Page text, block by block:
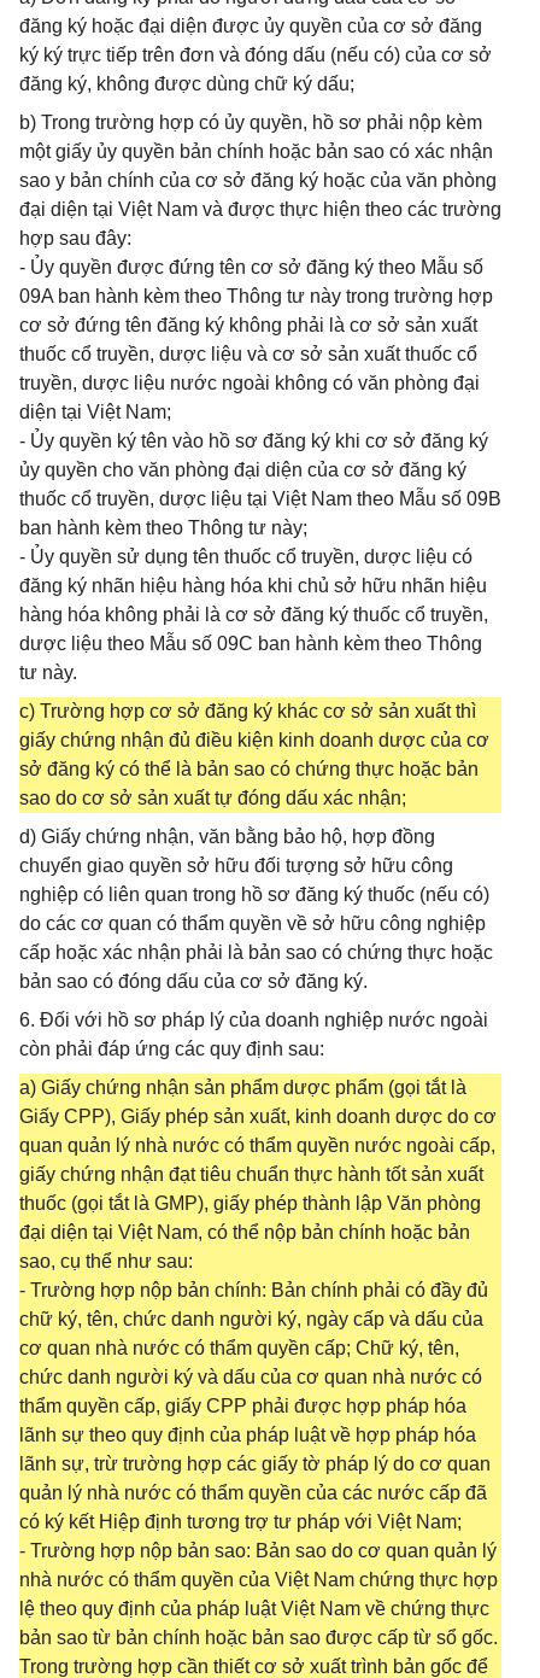
đăng ký hoặc đại diện được ủy quyền của cơ sở đăng
ký ký trực tiếp trên đơn và đóng dấu (nếu có) của cơ sở
đăng ký, không được dùng chữ ký dấu;
b) Trong trường hợp có ủy quyền, hồ sơ phải nộp kèm
một giấy ủy quyền bản chính hoặc bản sao có xác nhận
sao y bản chính của cơ sở đăng ký hoặc của văn phòng
đại diện tại Việt Nam và được thực hiện theo các trường
hợp sau đây:
- Ủy quyền được đứng tên cơ sở đăng ký theo Mẫu số
09A ban hành kèm theo Thông tư này trong trường hợp
cơ sở đứng tên đăng ký không phải là cơ sở sản xuất
thuốc cổ truyền, dược liệu và cơ sở sản xuất thuốc cổ
truyền, dược liệu nước ngoài không có văn phòng đại
diện tại Việt Nam;
- Ủy quyền ký tên vào hồ sơ đăng ký khi cơ sở đăng ký
ủy quyền cho văn phòng đại diện của cơ sở đăng ký
thuốc cổ truyền, dược liệu tại Việt Nam theo Mẫu số 09B
ban hành kèm theo Thông tư này;
- Ủy quyền sử dụng tên thuốc cổ truyền, dược liệu có
đăng ký nhãn hiệu hàng hóa khi chủ sở hữu nhãn hiệu
hàng hóa không phải là cơ sở đăng ký thuốc cổ truyền,
dược liệu theo Mẫu số 09C ban hành kèm theo Thông
tư này.
c) Trường hợp cơ sở đăng ký khác cơ sở sản xuất thì
giấy chứng nhận đủ điều kiện kinh doanh dược của cơ
sở đăng ký có thể là bản sao có chứng thực hoặc bản
sao do cơ sở sản xuất tự đóng dấu xác nhận;
d) Giấy chứng nhận, văn bằng bảo hộ, hợp đồng
chuyển giao quyền sở hữu đối tượng sở hữu công
nghiệp có liên quan trong hồ sơ đăng ký thuốc (nếu có)
do các cơ quan có thẩm quyền về sở hữu công nghiệp
cấp hoặc xác nhận phải là bản sao có chứng thực hoặc
bản sao có đóng dấu của cơ sở đăng ký.
6. Đối với hồ sơ pháp lý của doanh nghiệp nước ngoài
còn phải đáp ứng các quy định sau:
a) Giấy chứng nhận sản phẩm dược phẩm (gọi tắt là
Giấy CPP), Giấy phép sản xuất, kinh doanh dược do cơ
quan quản lý nhà nước có thẩm quyền nước ngoài cấp,
giấy chứng nhận đạt tiêu chuẩn thực hành tốt sản xuất
thuốc (gọi tắt là GMP), giấy phép thành lập Văn phòng
đại diện tại Việt Nam, có thể nộp bản chính hoặc bản
sao, cụ thể như sau:
- Trường hợp nộp bản chính: Bản chính phải có đầy đủ
chữ ký, tên, chức danh người ký, ngày cấp và dấu của
cơ quan nhà nước có thẩm quyền cấp; Chữ ký, tên,
chức danh người ký và dấu của cơ quan nhà nước có
thẩm quyền cấp, giấy CPP phải được hợp pháp hóa
lãnh sự theo quy định của pháp luật về hợp pháp hóa
lãnh sự, trừ trường hợp các giấy tờ pháp lý do cơ quan
quản lý nhà nước có thẩm quyền của các nước cấp đã
có ký kết Hiệp định tương trợ tư pháp với Việt Nam;
- Trường hợp nộp bản sao: Bản sao do cơ quan quản lý
nhà nước có thẩm quyền của Việt Nam chứng thực hợp
lệ theo quy định của pháp luật Việt Nam về chứng thực
bản sao từ bản chính hoặc bản sao được cấp từ sổ gốc.
Trong trường hợp cần thiết cơ sở xuất trình bản gốc để